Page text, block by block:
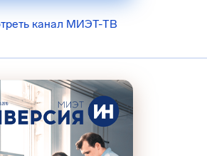
канал МИЭТ-ТВ